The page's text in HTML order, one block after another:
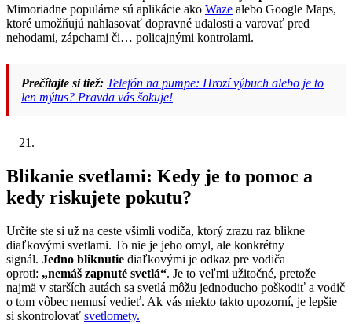
Mimoriadne populárne sú aplikácie ako Waze alebo Google Maps,
ktoré umožňujú nahlasovať dopravné udalosti a varovať pred
nehodami, zápchami či… policajnými kontrolami.
Prečítajte si tiež: Telefón na pumpe: Hrozí výbuch alebo je to
len mýtus? Pravda vás šokuje!
Blikanie svetlami: Kedy je to pomoc a
kedy riskujete pokutu?
Určite ste si už na ceste všimli vodiča, ktorý zrazu raz blikne
diaľkovými svetlami. To nie je jeho omyl, ale konkrétny
signál. Jedno bliknutie diaľkovými je odkaz pre vodiča
oproti: „nemáš zapnuté svetlá“. Je to veľmi užitočné, pretože
najmä v starších autách sa svetlá môžu jednoducho poškodiť a vodič
o tom vôbec nemusí vedieť. Ak vás niekto takto upozorní, je lepšie
si skontrolovať svetlomety.